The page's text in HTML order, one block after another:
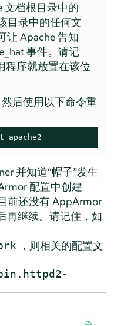
文档根目录中的
目录中的任何文
让 Apache 告知
事件。请记
程序就放置在该位
后使用以下命令重
并知道“帽子”发生
配置中创建
前还没有AppArmor
再继续。请记住，如
，则相关的配置文